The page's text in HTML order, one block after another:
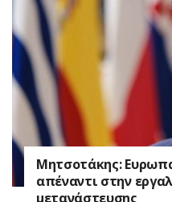
Μητσοτάκης:
απέναντι στην
μετανάστευσης